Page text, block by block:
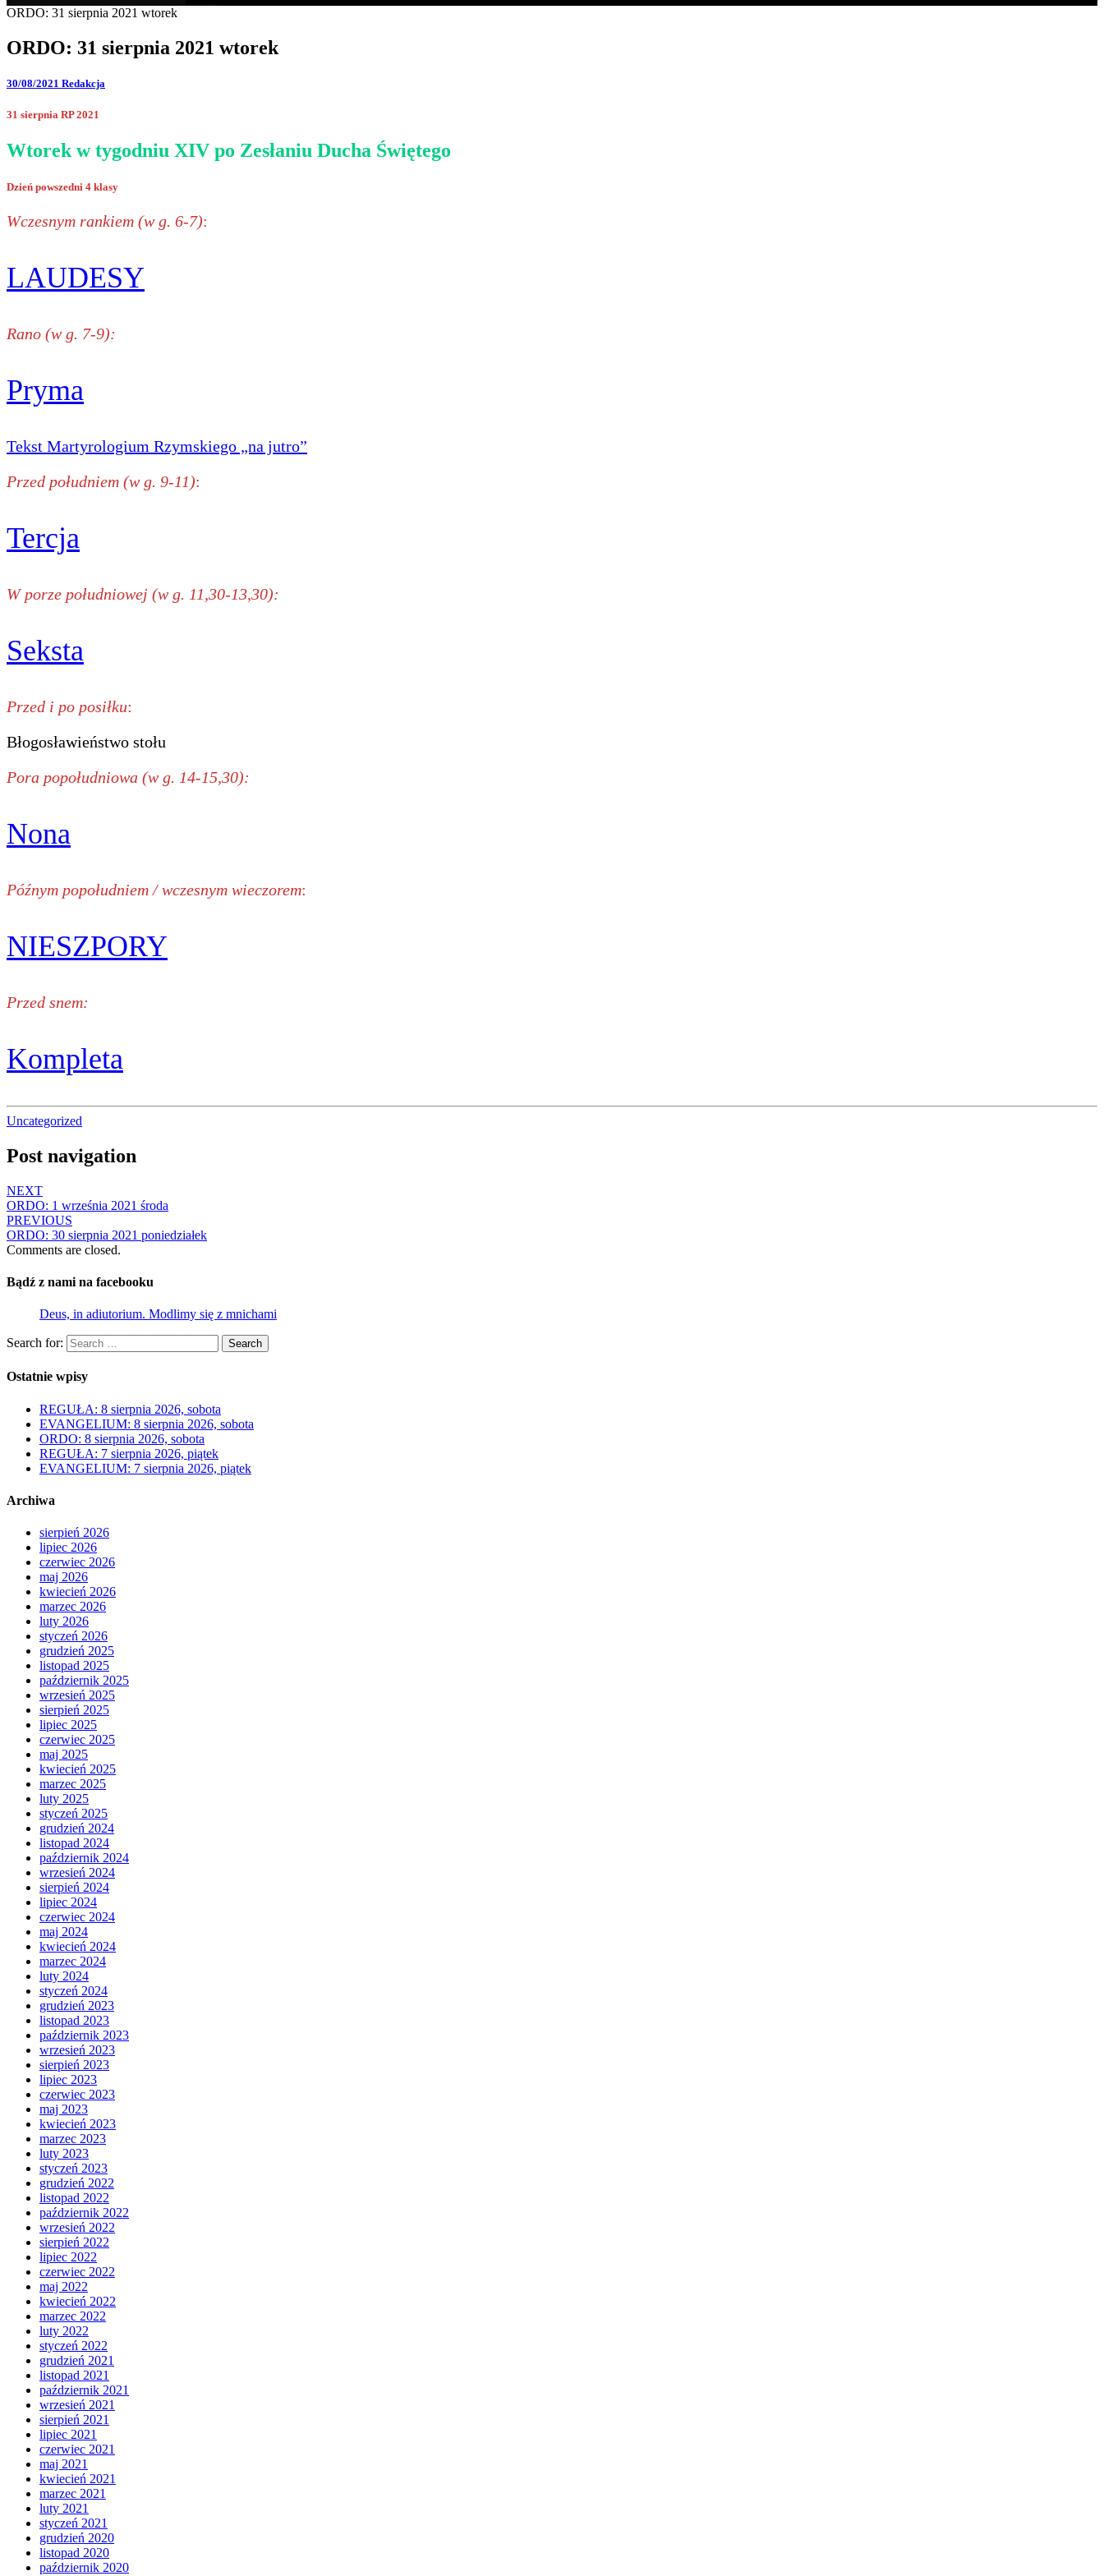
ORDO: 31 sierpnia 2021 wtorek
ORDO: 31 sierpnia 2021 wtorek
30/08/2021 Redakcja
31 sierpnia RP 2021
Wtorek w tygodniu XIV po Zesłaniu Ducha Świętego
Dzień powszedni 4 klasy
Wczesnym rankiem (w g. 6-7):
LAUDESY
Rano (w g. 7-9):
Pryma
Tekst Martyrologium Rzymskiego „na jutro”
Przed południem (w g. 9-11):
Tercja
W porze południowej (w g. 11,30-13,30):
Seksta
Przed i po posiłku:
Błogosławieństwo stołu
Pora popołudniowa (w g. 14-15,30):
Nona
Późnym popołudniem / wczesnym wieczorem:
NIESZPORY
Przed snem:
Kompleta
Uncategorized
Post navigation
NEXT
ORDO: 1 września 2021 środa
PREVIOUS
ORDO: 30 sierpnia 2021 poniedziałek
Comments are closed.
Bądź z nami na facebooku
Deus, in adiutorium. Modlimy się z mnichami
Search for: Search
Ostatnie wpisy
REGUŁA: 8 sierpnia 2026, sobota
EVANGELIUM: 8 sierpnia 2026, sobota
ORDO: 8 sierpnia 2026, sobota
REGUŁA: 7 sierpnia 2026, piątek
EVANGELIUM: 7 sierpnia 2026, piątek
Archiwa
sierpień 2026
lipiec 2026
czerwiec 2026
maj 2026
kwiecień 2026
marzec 2026
luty 2026
styczeń 2026
grudzień 2025
listopad 2025
październik 2025
wrzesień 2025
sierpień 2025
lipiec 2025
czerwiec 2025
maj 2025
kwiecień 2025
marzec 2025
luty 2025
styczeń 2025
grudzień 2024
listopad 2024
październik 2024
wrzesień 2024
sierpień 2024
lipiec 2024
czerwiec 2024
maj 2024
kwiecień 2024
marzec 2024
luty 2024
styczeń 2024
grudzień 2023
listopad 2023
październik 2023
wrzesień 2023
sierpień 2023
lipiec 2023
czerwiec 2023
maj 2023
kwiecień 2023
marzec 2023
luty 2023
styczeń 2023
grudzień 2022
listopad 2022
październik 2022
wrzesień 2022
sierpień 2022
lipiec 2022
czerwiec 2022
maj 2022
kwiecień 2022
marzec 2022
luty 2022
styczeń 2022
grudzień 2021
listopad 2021
październik 2021
wrzesień 2021
sierpień 2021
lipiec 2021
czerwiec 2021
maj 2021
kwiecień 2021
marzec 2021
luty 2021
styczeń 2021
grudzień 2020
listopad 2020
październik 2020